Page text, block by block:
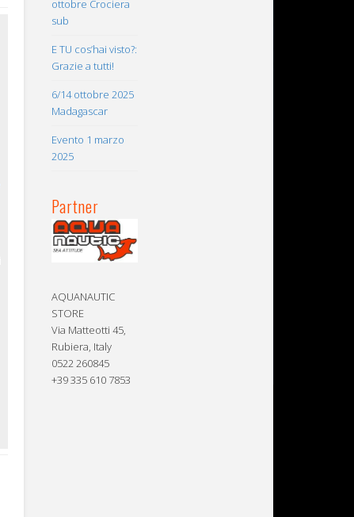
ottobre Crociera
sub
E TU cos’hai visto?:
Grazie a tutti!
6/14 ottobre 2025
Madagascar
Evento 1 marzo
2025
Partner
AQUANAUTIC
STORE
Via Matteotti 45,
Rubiera, Italy
0522 260845
+39 335 610 7853